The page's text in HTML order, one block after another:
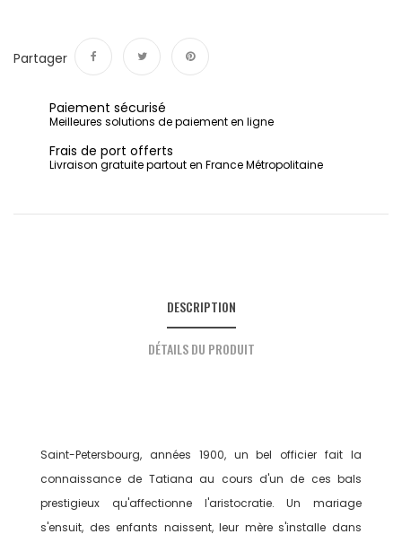
Partager
Paiement sécurisé
Meilleures solutions de paiement en ligne
Frais de port offerts
Livraison gratuite partout en France Métropolitaine
DESCRIPTION
DÉTAILS DU PRODUIT
Saint-Petersbourg, années 1900, un bel officier fait la
connaissance de Tatiana au cours d'un de ces bals
prestigieux qu'affectionne l'aristocratie. Un mariage
s'ensuit, des enfants naissent, leur mère s'installe dans